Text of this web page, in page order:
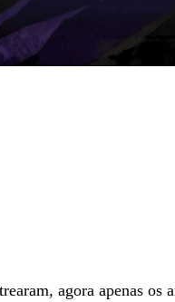
agora apenas os